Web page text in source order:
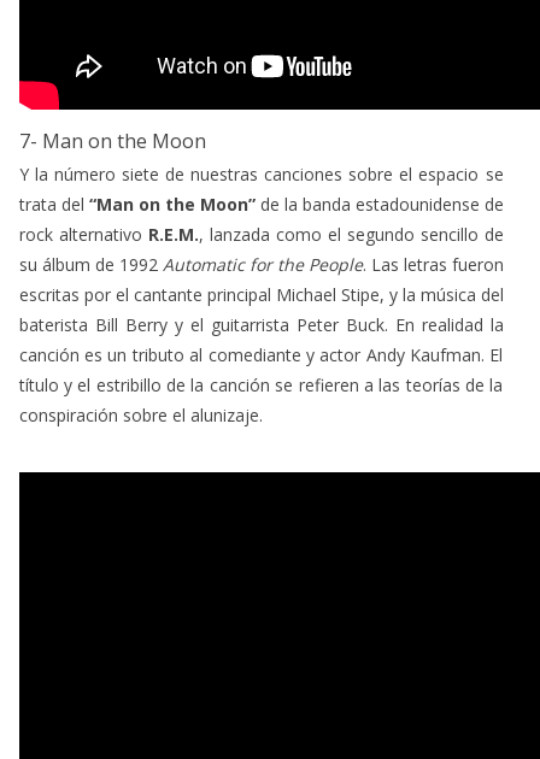
7- Man on the Moon
Y la número siete de nuestras canciones sobre el espacio se
trata del “Man on the Moon” de la banda estadounidense de
rock alternativo R.E.M., lanzada como el segundo sencillo de
su álbum de 1992 Automatic for the People. Las letras fueron
escritas por el cantante principal Michael Stipe, y la música del
baterista Bill Berry y el guitarrista Peter Buck. En realidad la
canción es un tributo al comediante y actor Andy Kaufman. El
título y el estribillo de la canción se refieren a las teorías de la
conspiración sobre el alunizaje.